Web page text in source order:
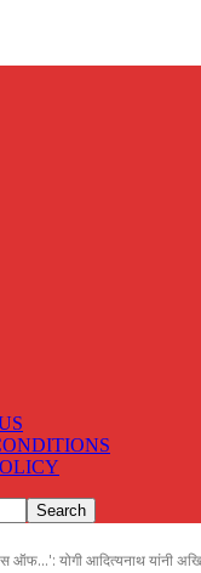
ऑफ...': योगी आदित्यनाथ यांनी